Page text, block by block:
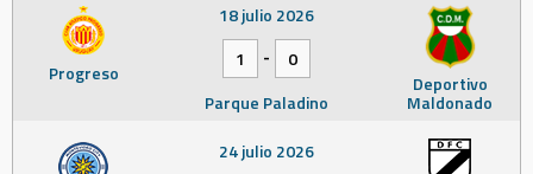
Progreso Deportivo
Maldonado
18 julio 2026
1
-
0
Parque Paladino
24 julio 2026